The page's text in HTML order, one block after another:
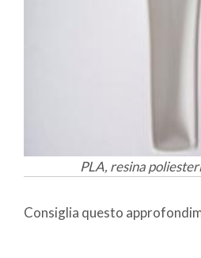
PLA, resina
Consiglia questo